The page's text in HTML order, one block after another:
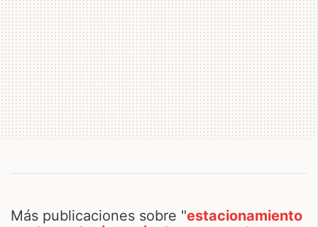
Más publicaciones sobre "estacionamiento